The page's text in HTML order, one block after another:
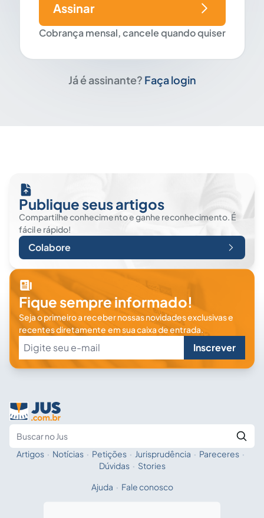
Cobrança mensal, cancele quando quiser
Assinar
Já é assinante? Faça login
Publique seus artigos
Compartilhe conhecimento e ganhe reconhecimento. É
fácil e rápido!
Colabore
Fique sempre informado!
Seja o primeiro a receber nossas novidades exclusivas e
recentes diretamente em sua caixa de entrada.
Inscrever
Fale com a IA
Artigos · Notícias · Petições · Jurisprudência · Pareceres ·
Dúvidas · Stories
Ajuda · Fale conosco